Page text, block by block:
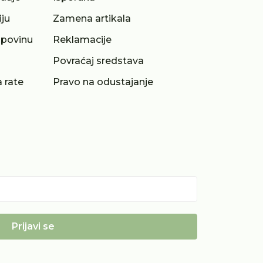
rate
Zamena artikala
Reklamacije
Povraćaj sredstava
Pravo na odustajanje
Prijavi se